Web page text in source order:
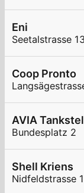
Eni
Seetalstrasse
Coop Pronto
AVIA
Bundesplatz 2
Shell Kriens
Nidfeldstrasse